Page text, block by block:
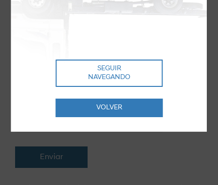
SEGUIR
NAVEGANDO
VOLVER
Seleccionar archivo
Acepto los términos y condiciones.
Enviar